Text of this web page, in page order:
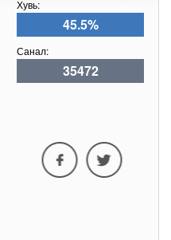
Хувь:
45.5%
Санал:
35472